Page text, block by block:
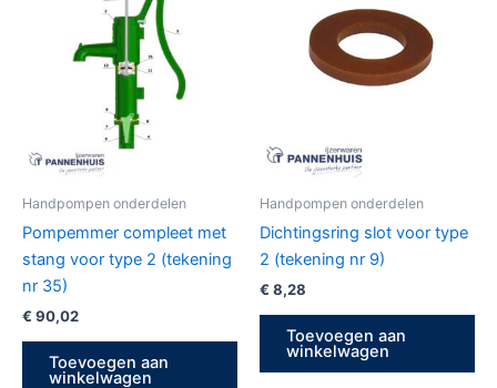
Handpompen onderdelen
Pompemmer compleet met
stang voor type 2 (tekening
nr 35)
€ 90,02
Toevoegen aan
winkelwagen
Handpompen onderdelen
Dichtingsring slot voor type
2 (tekening nr 9)
€ 8,28
Toevoegen aan
winkelwagen